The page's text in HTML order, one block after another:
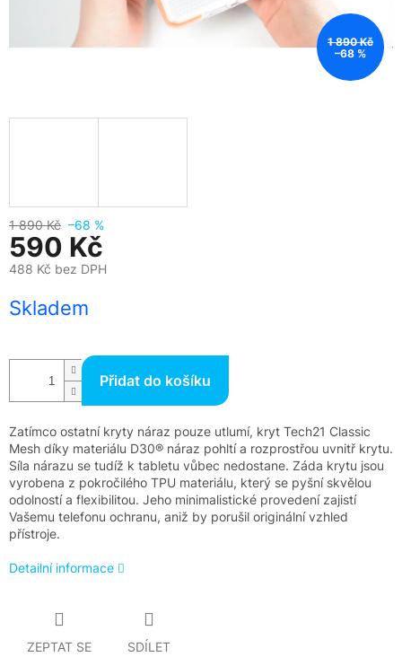
1 890 Kč
–68 %
1 890 Kč –68 %
590 Kč
488 Kč bez DPH
cena:
Skladem
Přidat do košíku
Zatímco ostatní kryty náraz pouze utlumí, kryt Tech21 Classic
Mesh díky materiálu D30® náraz pohltí a rozprostřou uvnitř krytu.
Síla nárazu se tudíž k tabletu vůbec nedostane. Záda krytu jsou
vyrobena z pokročilého TPU materiálu, který se pyšní skvělou
odolností a flexibilitou. Jeho minimalistické provedení zajistí
Vašemu telefonu ochranu, aniž by porušil originální vzhled
přístroje.
Detailní informace
ZEPTAT SE SDÍLET